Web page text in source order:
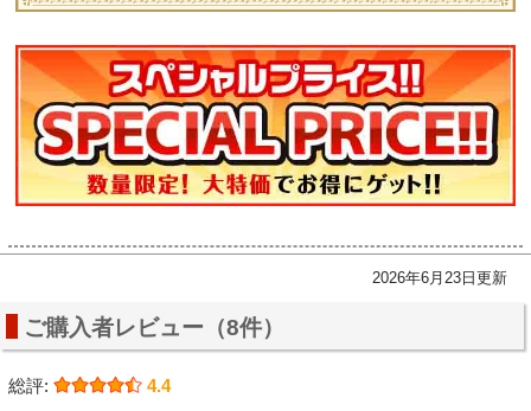
2026年6月23日更新
ご購入者レビュー（8件）
総評: 4.4